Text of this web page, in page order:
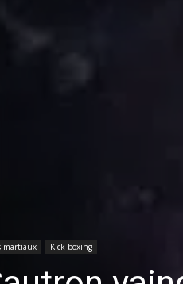
martiaux Kick-boxing